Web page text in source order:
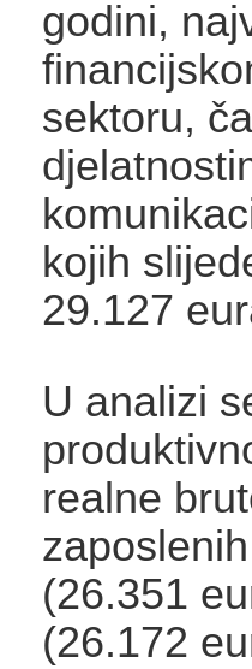
godini,
sektoru,
kojih
29.127
U analizi
realne
(26.351
(26.172